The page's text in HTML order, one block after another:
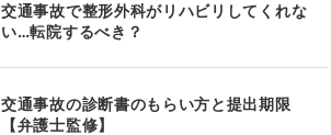
交通事故で整形外科がリハビリしてくれな
い…転院するべき？
交通事故の診断書のもらい方と提出期限
【弁護士監修】